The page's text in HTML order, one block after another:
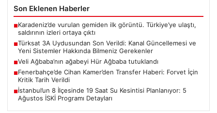
Son Eklenen Haberler
■Karadeniz’de vurulan gemiden ilk görüntü. Türkiye’ye ulaştı,
saldırının izleri ortaya çıktı
■Türksat 3A Uydusundan Son Verildi: Kanal Güncellemesi ve
Yeni Sistemler Hakkında Bilmeniz Gerekenler
■Veli Ağbaba’nın ağabeyi Hür Ağbaba tutuklandı
■Fenerbahçe’de Cihan Kamer’den Transfer Haberi: Forvet İçin
Kritik Tarih Verildi
■İstanbul’un 8 İlçesinde 19 Saat Su Kesintisi Planlanıyor: 5
Ağustos İSKİ Programı Detayları